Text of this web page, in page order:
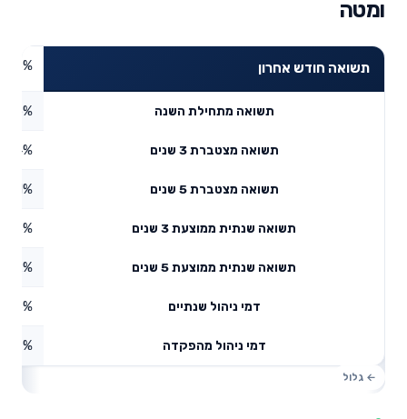
ומטה
תשואה חודש אחרון
תשואה מתחילת השנה 6.15%
תשואה מצטברת 3 שנים
תשואה מצטברת 5 שנים
תשואה שנתית ממוצעת 3 שנים
תשואה שנתית ממוצעת 5 שנים
דמי ניהול שנתיים
דמי ניהול מהפקדה